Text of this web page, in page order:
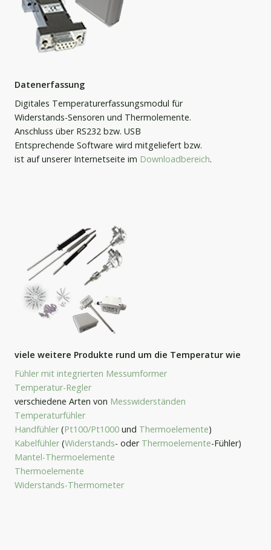
Datenerfassung
Digitales Temperaturerfassungsmodul für
Widerstands-Sensoren und Thermolemente.
Anschluss über RS232 bzw. USB
Entsprechende Software wird mitgeliefert bzw.
ist auf unserer Internetseite im Downloadbereich.
viele weitere Produkte rund um die Temperatur wie
Fühler mit integrierten Messumformer
Temperatur-Regler
verschiedene Arten von Messwiderständen
Temperaturfühler
Handfühler(Pt100/Pt1000 und Thermoelemente)
Kabelfühler(Widerstands- oderThermoelemente-Fühler)
Mantel-Thermoelemente
Thermoelemente
Widerstands-Thermometer